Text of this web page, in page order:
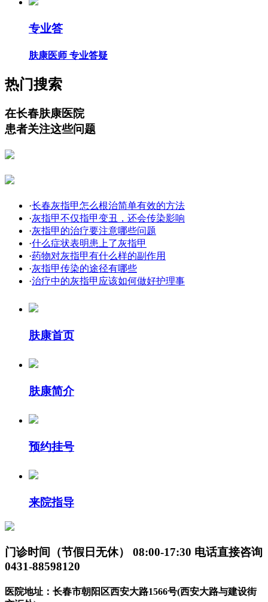
专业答
肤康医师 专业答疑
热门搜索
在长春肤康医院
患者关注这些问题
·长春灰指甲怎么根治简单有效的方法
·灰指甲不仅指甲变丑，还会传染影响
·灰指甲的治疗要注意哪些问题
·什么症状表明患上了灰指甲
·药物对灰指甲有什么样的副作用
·灰指甲传染的途径有哪些
·治疗中的灰指甲应该如何做好护理事
肤康首页
肤康简介
预约挂号
来院指导
门诊时间（节假日无休） 08:00-17:30 电话直接咨询
0431-88598120
医院地址：长春市朝阳区西安大路1566号(西安大路与建设街